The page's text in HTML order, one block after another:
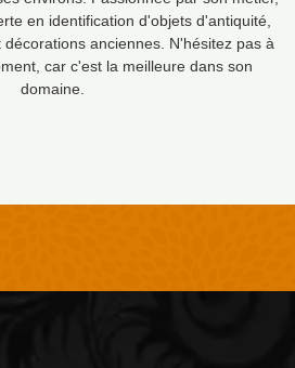
en identification d'objets d'antiquité,
anciennes. N'hésitez pas à
car c'est la meilleure dans son
domaine.